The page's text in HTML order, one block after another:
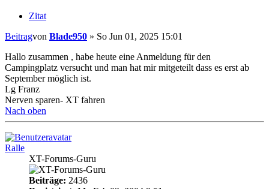
Zitat
Beitragvon Blade950 » So Jun 01, 2025 15:01
Hallo zusammen , habe heute eine Anmeldung für den
Campingplatz versucht und man hat mir mitgeteilt dass es erst ab
September möglich ist.
Lg Franz
Nerven sparen- XT fahren
Nach oben
Ralle
XT-Forums-Guru
Beiträge: 2436